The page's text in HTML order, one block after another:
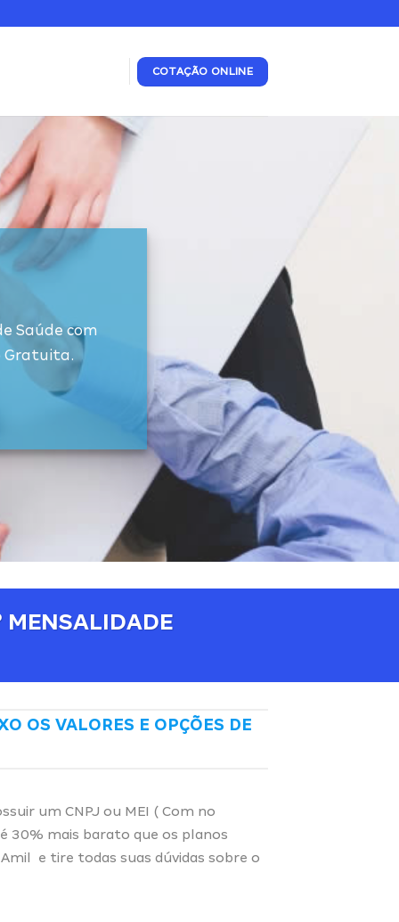
COTAÇÃO ONLINE
Saúde com
Gratuita.
MENSALIDADE
OS VALORES E OPÇÕES DE
um CNPJ ou MEI ( Com no
30% mais barato que os planos
e tire todas suas dúvidas sobre o